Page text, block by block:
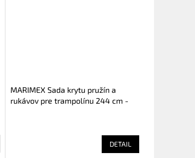
MARIMEX Sada krytu pružín a
rukávov pre trampolínu 244 cm -
DETAIL